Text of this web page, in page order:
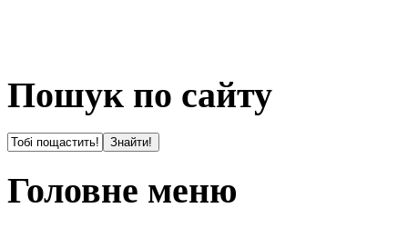
Пошук по сайту
Головне меню